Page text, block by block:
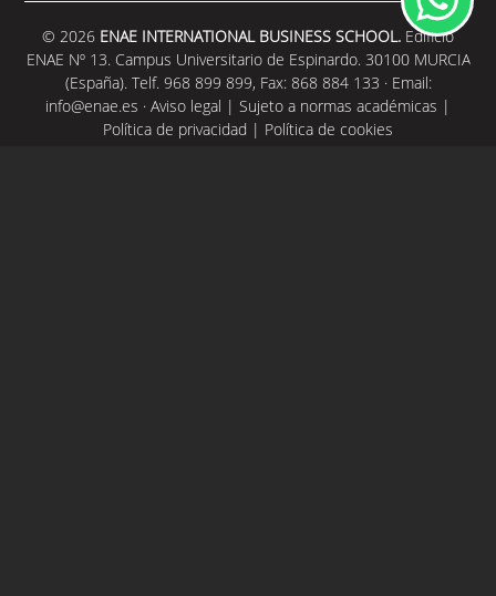
© 2026 ENAE INTERNATIONAL BUSINESS SCHOOL. Edificio
ENAE Nº 13. Campus Universitario de Espinardo. 30100 MURCIA
(España). Telf. 968 899 899, Fax: 868 884 133 · Email:
info@enae.es · Aviso legal | Sujeto a normas académicas |
Política de privacidad | Política de cookies